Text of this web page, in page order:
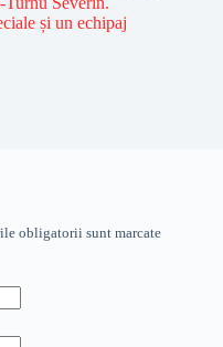
și un echipaj
obligatorii sunt marcate